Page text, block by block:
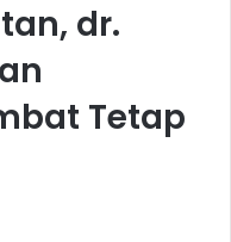
dr.
Tetap